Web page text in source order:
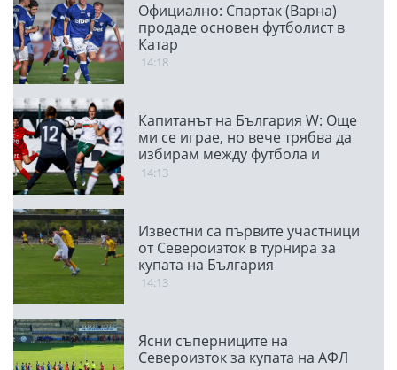
Официално: Спартак (Варна)
продаде основен футболист в
Катар
14:18
Капитанът на България W: Още
ми се играе, но вече трябва да
избирам между футбола и
семейството
14:13
Известни са първите участници
от Североизток в турнира за
купата на България
14:13
Ясни съперниците на
Североизток за купата на АФЛ